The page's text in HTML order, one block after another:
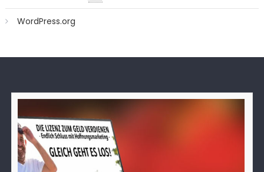
WordPress.org